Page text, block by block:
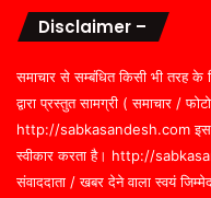
Disclaimer –
समाचार से सम्बंधित किसी भी तरह के
द्वारा प्रस्तुत सामग्री ( समाचार /
http://sabkasandesh.com इस
स्वीकार करता है। http://
संवाददाता / खबर देने वाला स्वयं